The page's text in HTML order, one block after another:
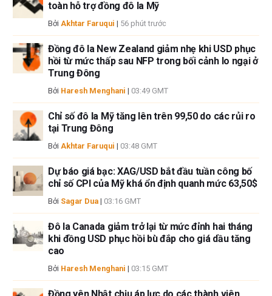
sẽ không chịu trách nhiệm về thông tin được tìm thấy ở cuối các liên kết
được đăng trên trang này.
bài, tác giả không nắm giữ vị thế nào đối với bất kỳ cổ phiếu nào được đề
cập trong bài viết này và không có quan hệ kinh doanh với bất kỳ công ty
nào được đề cập. Tác giả không nhận được tiền công cho việc viết bài
này, ngoài từ FXStreet.
giả không cam đoan về tính chính xác, đầy đủ hoặc phù hợp của thông
tin này. FXStreet và tác giả sẽ không chịu trách nhiệm về bất kỳ sai sót,
thiếu sót hoặc bất kỳ tổn thất, thương tích hoặc thiệt hại nào phát sinh từ
thông tin này và việc hiển thị hoặc sử dụng thông tin này. Ngoại trừ các
lỗi và thiếu sót.
Tác giả và FXStreet không phải là các cố vấn đầu tư đã đăng ký và không
có nội dung nào trong bài viết này nhằm mục đích tư vấn đầu tư.
toàn hỗ trợ đồng đô la Mỹ
Bởi Akhtar Faruqui | 56 phút trước
Đồng đô la New Zealand giảm nhẹ khi USD phục
hồi từ mức thấp sau NFP trong bối cảnh lo ngại ở
Trung Đông
Bởi Haresh Menghani | 03:49 GMT
Chỉ số đô la Mỹ tăng lên trên 99,50 do các rủi ro
tại Trung Đông
Bởi Akhtar Faruqui | 03:48 GMT
Dự báo giá bạc: XAG/USD bắt đầu tuần công bố
chỉ số CPI của Mỹ khá ổn định quanh mức 63,50$
Bởi Sagar Dua | 03:16 GMT
Đô la Canada giảm trở lại từ mức đỉnh hai tháng
khi đồng USD phục hồi bù đắp cho giá dầu tăng
cao
Bởi Haresh Menghani | 03:15 GMT
Đồng yên Nhật chịu áp lực do các thành viên